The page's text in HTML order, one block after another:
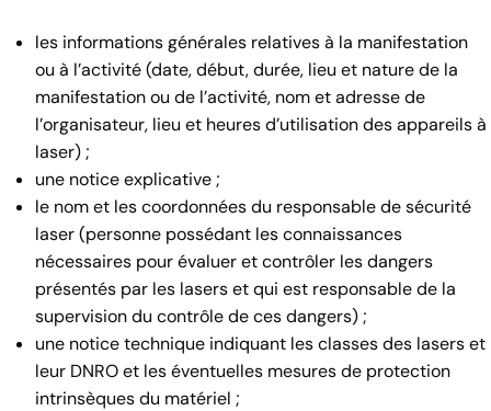
les informations générales relatives à la manifestation
ou à l’activité (date, début, durée, lieu et nature de la
manifestation ou de l’activité, nom et adresse de
l’organisateur, lieu et heures d’utilisation des appareils à
laser) ;
une notice explicative ;
le nom et les coordonnées du responsable de sécurité
laser (personne possédant les connaissances
nécessaires pour évaluer et contrôler les dangers
présentés par les lasers et qui est responsable de la
supervision du contrôle de ces dangers) ;
une notice technique indiquant les classes des lasers et
leur DNRO et les éventuelles mesures de protection
intrinsèques du matériel ;